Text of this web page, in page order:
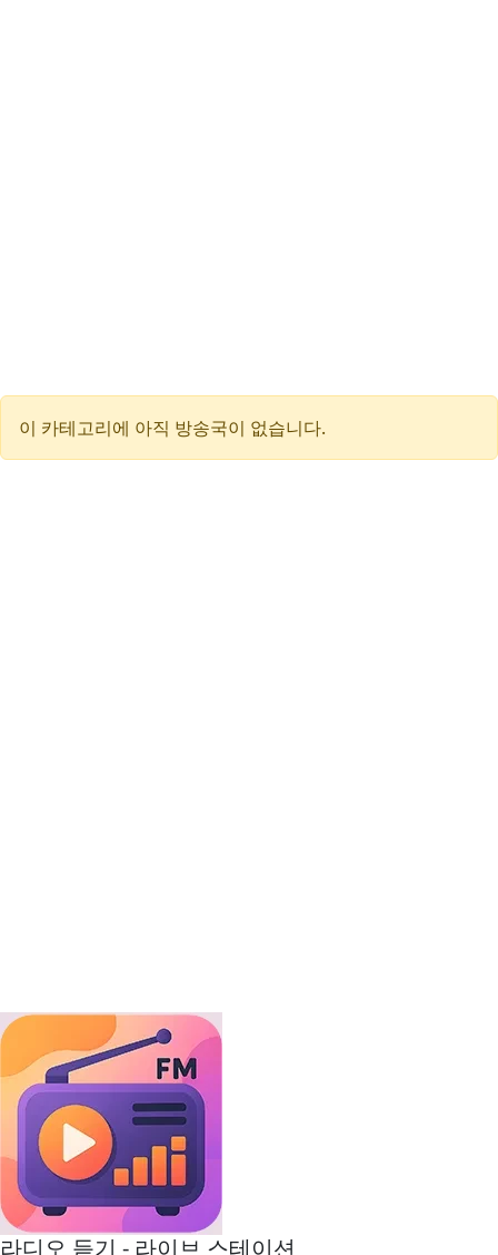
이 카테고리에 아직 방송국이 없습니다.
라디오 듣기 - 라이브 스테이션